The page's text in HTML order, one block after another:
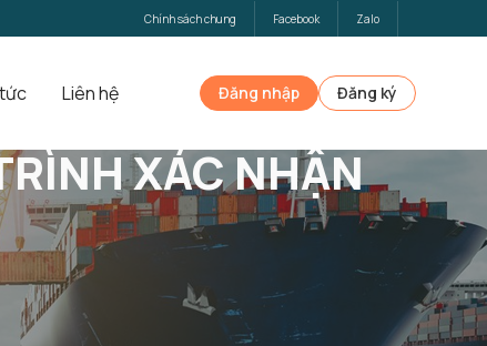
Chính sách chung Facebook Zalo
Liên hệ Đăng nhập Đăng ký
XÁC NHẬN